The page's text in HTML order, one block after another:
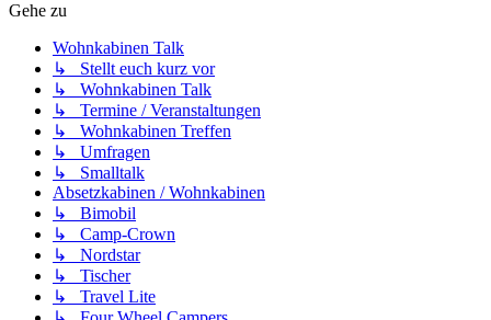
Gehe zu
Wohnkabinen Talk
↳ Stellt euch kurz vor
↳ Wohnkabinen Talk
↳ Termine / Veranstaltungen
↳ Wohnkabinen Treffen
↳ Umfragen
↳ Smalltalk
Absetzkabinen / Wohnkabinen
↳ Bimobil
↳ Camp-Crown
↳ Nordstar
↳ Tischer
↳ Travel Lite